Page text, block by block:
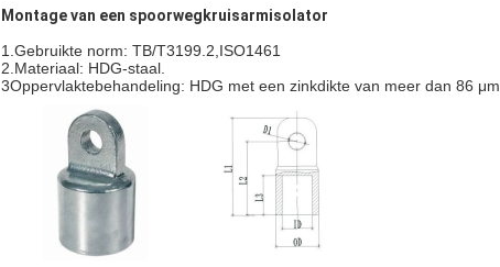
Montage van een spoorwegkruisarmisolator
1.Gebruikte norm: TB/T3199.2,ISO1461
2.Materiaal: HDG-staal.
3Oppervlaktebehandeling: HDG met een zinkdikte van meer dan 86 μm.